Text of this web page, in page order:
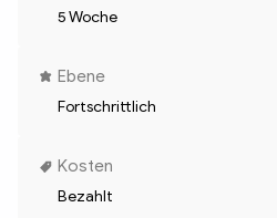
5 Woche
Ebene
Fortschrittlich
Kosten
Bezahlt